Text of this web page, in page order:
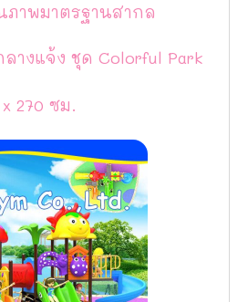
าพมาตรฐานสากล
างแจ้ง ชุด Colorful Park
270 ซม.